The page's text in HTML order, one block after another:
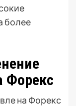
более
Форекс
на Форекс